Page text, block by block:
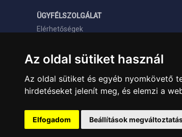
Az oldal sütiket használ
Az oldal sütiket és egyéb nyomkövető
hirdetéseket jelenít meg, és elemzi a
Elfogadom Beállítások
ÜGYFÉLSZOLGÁLAT
Elérhetőségek
Webszolgáltatás
Üzleteinkben az elektronikus fizetés mód
kizárólag átutalással érhető el, bankkártyás
fizetésre nincs lehetőség.